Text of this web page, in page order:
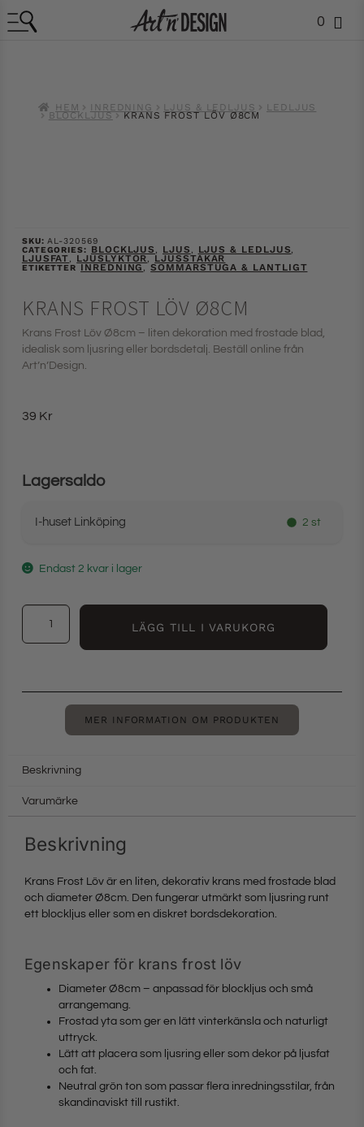
0
HEM INREDNING LJUS & LEDLJUS LEDLJUS
BLOCKLJUS KRANS FROST LÖV Ø8CM
SKU: AL-320569
CATEGORIES: BLOCKLJUS LJUS LJUS & LEDLJUS
LJUSFAT LJUSLYKTOR LJUSSTAKAR
ETIKETTER INREDNING ,SOMMARSTUGA & LANTLIGT
KRANS FROST LÖV Ø8CM
Krans Frost Löv Ø8cm – liten dekoration med frostade blad,
idealisk som ljusring eller bordsdetalj. Beställ online från
Art’n’Design.
39 Kr
Lagersaldo
I-huset Linköping 2 st
Endast 2 kvar i lager
LÄGG TILL I VARUKORG
MER INFORMATION OM PRODUKTEN
Beskrivning
Varumärke
Beskrivning
Krans Frost Löv är en liten, dekorativ krans med frostade blad
och diameter Ø8cm. Den fungerar utmärkt som ljusring runt
ett blockljus eller som en diskret bordsdekoration.
Egenskaper för krans frost löv
Diameter Ø8cm – anpassad för blockljus och små
arrangemang.
Frostad yta som ger en lätt vinterkänsla och naturligt
uttryck.
Lätt att placera som ljusring eller som dekor på ljusfat
och fat.
Neutral grön ton som passar flera inredningsstilar, från
skandinaviskt till rustikt.